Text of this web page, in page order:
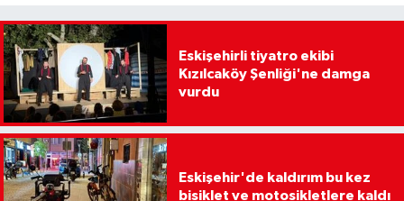
Eskişehirli tiyatro ekibi
Kızılcaköy Şenliği'ne damga
vurdu
Eskişehir'de kaldırım bu kez
bisiklet ve motosikletlere kaldı